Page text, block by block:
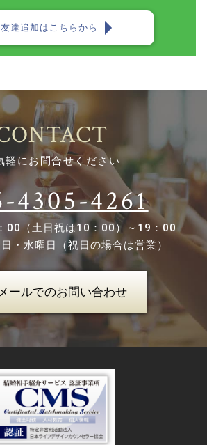
達追加はこちらから
軽にお問合せください
4305-4261
00（土日祝は10：00）～19：00
・水曜日（祝日の場合は営業）
メールでのお問い合わせ